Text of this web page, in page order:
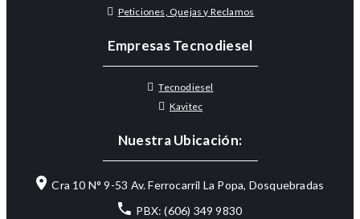
Peticiones, Quejas y Reclamos
Empresas Tecnodiesel
Tecnodiesel
Kavitec
Nuestra Ubicación:
Cra 10 N° 9-53 Av. Ferrocarril La Popa, Dosquebradas
PBX: (606) 349 9830